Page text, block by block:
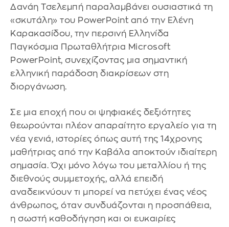
Δανάη Τσελεμπή παραλαμβάνει ουσιαστικά τη
«σκυτάλη» του PowerPoint από την Ελένη
Καρακασίδου, την περσινή Ελληνίδα
Παγκόσμια Πρωταθλήτρια Microsoft
PowerPoint, συνεχίζοντας μια σημαντική
ελληνική παράδοση διακρίσεων στη
διοργάνωση.
Σε μια εποχή που οι ψηφιακές δεξιότητες
θεωρούνται πλέον απαραίτητο εργαλείο για τη
νέα γενιά, ιστορίες όπως αυτή της 14χρονης
μαθήτριας από την Καβάλα αποκτούν ιδιαίτερη
σημασία. Όχι μόνο λόγω του μεταλλίου ή της
διεθνούς συμμετοχής, αλλά επειδή
αναδεικνύουν τι μπορεί να πετύχει ένας νέος
άνθρωπος, όταν συνδυάζονται η προσπάθεια,
η σωστή καθοδήγηση και οι ευκαιρίες